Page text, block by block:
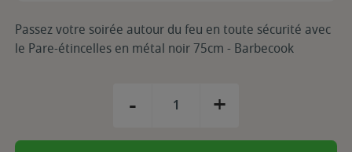
Passez votre soirée autour du feu en toute sécurité avec
le Pare-étincelles en métal noir 75cm - Barbecook
- +